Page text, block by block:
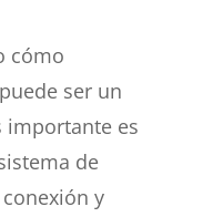
cómo
ser un
importante es
de
y